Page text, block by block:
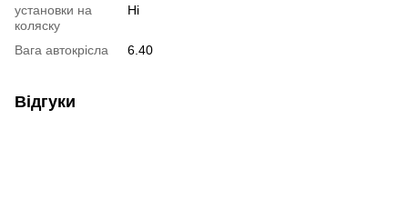
установки на
коляску
Ні
Вага автокрісла 6.40
Відгуки